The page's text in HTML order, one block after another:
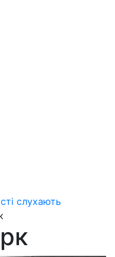
слухають